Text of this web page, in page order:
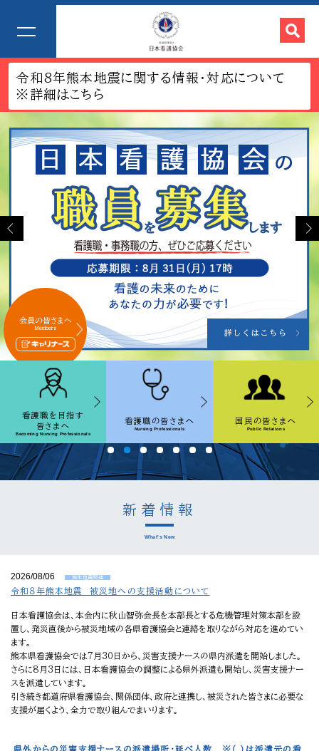
令和8年熊本地震に関する情報・対応について
※詳細はこちら
看護職を目指す
皆さまへ
Becoming Nursing Professionals
看護職の皆さまへ
Nursing Professionals
国民の皆さまへ
Public Relations
会員の皆さまへ
Members
新着情報
What's New
2026/08/06 熊本地震関連
令和８年熊本地震 被災地への支援活動について
日本看護協会は、本会内に秋山智弥会長を本部長とする危機管理対策本部を設
置し、発災直後から被災地域の各県看護協会と連絡を取りながら対応を進めてい
ます。
熊本県看護協会では7月30日から、災害支援ナースの県内派遣を開始しました。
さらに8月3日には、日本看護協会の調整による県外派遣も開始し、災害支援ナー
スを派遣しています。
引き続き都道府県看護協会、関係団体、政府と連携し、被災された皆さまに必要な
支援が届くよう、全力で取り組んでまいります。
県外からの災害支援ナースの派遣場所・延べ人数 ※（ ）は派遣元の看